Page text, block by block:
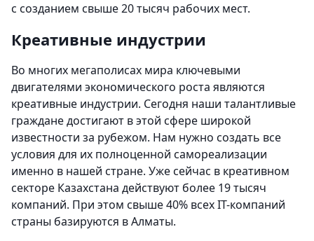
с созданием свыше 20 тысяч рабочих мест.
Креативные индустрии
Во многих мегаполисах мира ключевыми
двигателями экономического роста являются
креативные индустрии. Сегодня наши талантливые
граждане достигают в этой сфере широкой
известности за рубежом. Нам нужно создать все
условия для их полноценной самореализации
именно в нашей стране. Уже сейчас в креативном
секторе Казахстана действуют более 19 тысяч
компаний. При этом свыше 40% всех IT-компаний
страны базируются в Алматы.